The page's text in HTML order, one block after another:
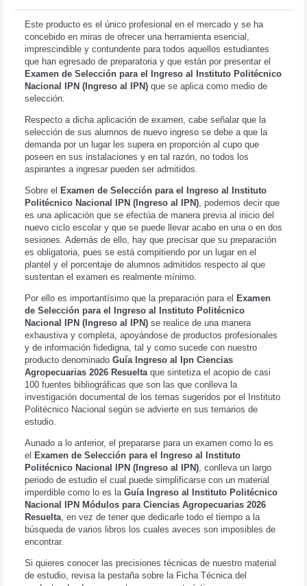
Este producto es el único profesional en el mercado y se ha
concebido en miras de ofrecer una herramienta esencial,
imprescindible y contundente para todos aquellos estudiantes
que han egresado de preparatoria y que están por presentar el
Examen de Selección para el Ingreso al Instituto Politécnico
Nacional IPN (Ingreso al IPN) que se aplica como medio de
selección.
Respecto a dicha aplicación de examen, cabe señalar que la
selección de sus alumnos de nuevo ingreso se debe a que la
demanda por un lugar les supera en proporción al cupo que
poseen en sus instalaciones y en tal razón, no todos los
aspirantes a ingresar pueden ser admitidos.
Sobre el Examen de Selección para el Ingreso al Instituto
Politécnico Nacional IPN (Ingreso al IPN) , podemos decir que
es una aplicación que se efectúa de manera previa al inicio del
nuevo ciclo escolar y que se puede llevar acabo en una o en dos
sesiones. Además de ello, hay que precisar que su preparación
es obligatoria, pues se está compitiendo por un lugar en el
plantel y el porcentaje de alumnos admitidos respecto al que
sustentan el examen es realmente mínimo.
Por ello es importantísimo que la preparación para el Examen
de Selección para el Ingreso al Instituto Politécnico
Nacional IPN (Ingreso al IPN) se realice de una manera
exhaustiva y completa, apoyándose de productos profesionales
y de información fidedigna, tal y como sucede con nuestro
producto denominado Guía Ingreso al Ipn Ciencias
Agropecuarias 2026 Resuelta que sintetiza el acopio de casi
100 fuentes bibliográficas que son las que conlleva la
investigación documental de los temas sugeridos por el Instituto
Politécnico Nacional según se advierte en sus temarios de
estudio.
Aunado a lo anterior, el prepararse para un examen como lo es
el Examen de Selección para el Ingreso al Instituto
Politécnico Nacional IPN (Ingreso al IPN) , conlleva un largo
periodo de estudio el cual puede simplificarse con un material
imperdible como lo es la Guía Ingreso al Instituto Politécnico
Nacional IPN Módulos para Ciencias Agropecuarias 2026
Resuelta , en vez de tener que dedicarle todo el tiempo a la
búsqueda de varios libros los cuales aveces son imposibles de
encontrar.
Si quieres conocer las precisiones técnicas de nuestro material
de estudio, revisa la pestaña sobre la Ficha Técnica del